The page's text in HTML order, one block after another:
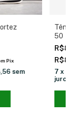
Pix
sem
50
7 x
juros